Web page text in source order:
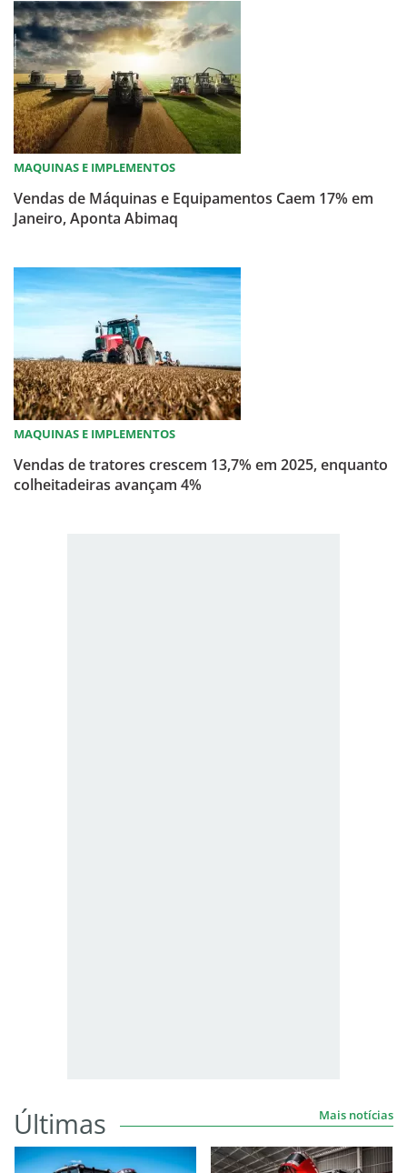
MAQUINAS E IMPLEMENTOS
Vendas de Máquinas e Equipamentos Caem 17% em
Janeiro, Aponta Abimaq
MAQUINAS E IMPLEMENTOS
Vendas de tratores crescem 13,7% em 2025, enquanto
colheitadeiras avançam 4%
Últimas Mais notícias